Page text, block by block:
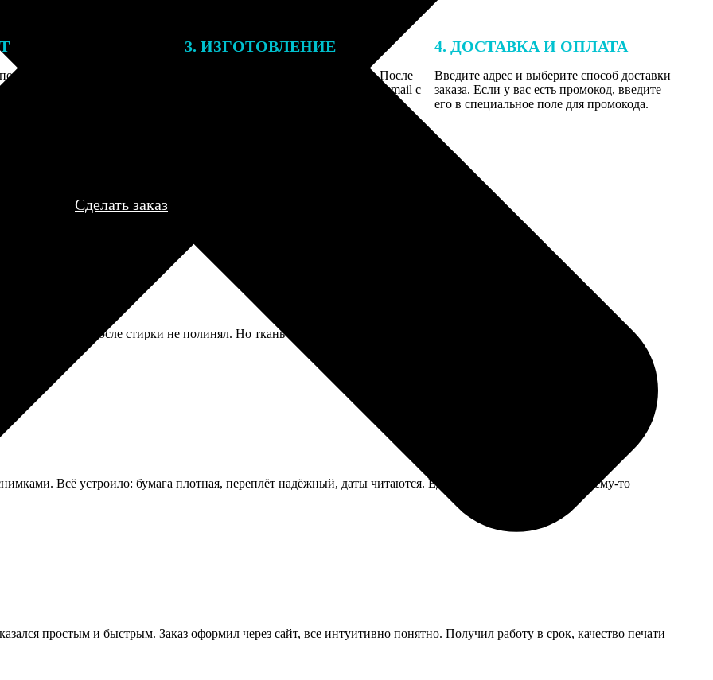
заказа к печати
могут связаться с Вами
телефону или email для
деталей.
3. ИЗГОТОВЛЕНИЕ
Оплатите заказ банковской картой. После
оплаты получите подтверждение на email с
описанием заказа. Когда отправим заказ
4. ДОСТАВКА И ОПЛАТА
Введите адрес и выберите способ доставки
заказа. Если у вас есть промокод, введите
его в специальное поле для промокода.
Сделать заказ
яркий, после стирки не полинял. Но ткань сама по себе немного жестковата, наверное, нужно было брать
Всё устроило: бумага плотная, переплёт надёжный, даты читаются. Единственное — в январе почему-то
простым и быстрым. Заказ оформил через сайт, все интуитивно понятно. Получил работу в срок, качество печати